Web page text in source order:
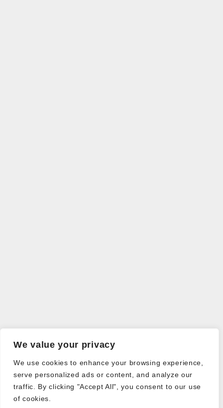
We value your privacy
We use cookies to enhance your browsing experience,
serve personalized ads or content, and analyze our
traffic. By clicking "Accept All", you consent to our use
of cookies.